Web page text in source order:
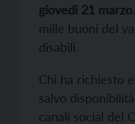
giovedì 21 marzo
mille buoni del
disabili.
Chi ha richiesto
salvo
canali social del